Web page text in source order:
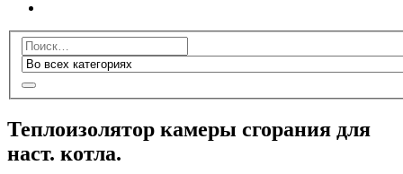
Теплоизолятор камеры сгорания для
наст. котла.